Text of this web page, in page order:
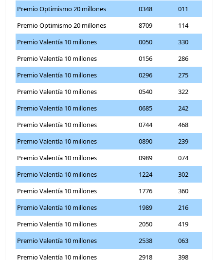
Premio Optimismo 20 millones
0348
011
Premio Optimismo 20 millones
8709
114
Premio Valentía 10 millones
0050
330
Premio Valentía 10 millones
0156
286
Premio Valentía 10 millones
0296
275
Premio Valentía 10 millones
0540
322
Premio Valentía 10 millones
0685
242
Premio Valentía 10 millones
0744
468
Premio Valentía 10 millones
0890
239
Premio Valentía 10 millones
0989
074
Premio Valentía 10 millones
1224
302
Premio Valentía 10 millones
1776
360
Premio Valentía 10 millones
1989
216
Premio Valentía 10 millones
2050
419
Premio Valentía 10 millones
2538
063
Premio Valentía 10 millones
2918
398